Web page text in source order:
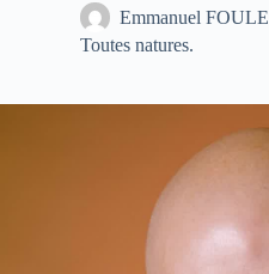
Emmanuel FOULE
Toutes natures.